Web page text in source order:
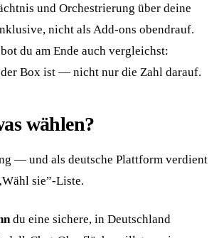
und Orchestrierung über deine
nicht als Add-ons obendrauf.
du am Ende auch vergleichst:
Box ist — nicht nur die Zahl darauf.
wählen?
— und als deutsche Plattform verdient
sie”-Liste.
du eine sichere, in Deutschland